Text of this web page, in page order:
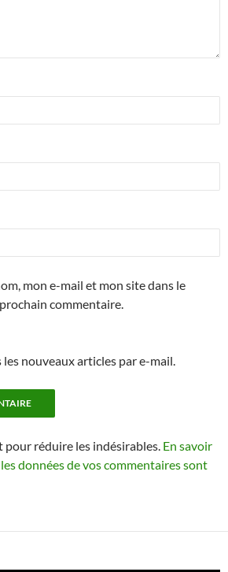
mon e-mail et mon site dans le
commentaire.
nouveaux articles par e-mail.
réduire les indésirables. En savoir
données de vos commentaires sont